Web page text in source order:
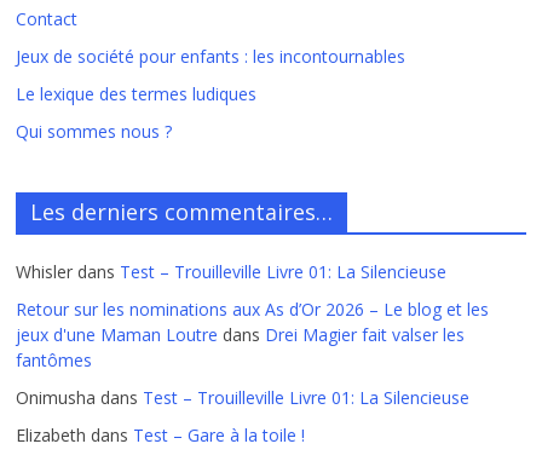
Contact
Jeux de société pour enfants : les incontournables
Le lexique des termes ludiques
Qui sommes nous ?
Les derniers commentaires…
Whisler dans Test – Trouilleville Livre 01: La Silencieuse
Retour sur les nominations aux As d’Or 2026 – Le blog et les
jeux d'une Maman Loutre dans Drei Magier fait valser les
fantômes
Onimusha dans Test – Trouilleville Livre 01: La Silencieuse
Elizabeth dans Test – Gare à la toile !